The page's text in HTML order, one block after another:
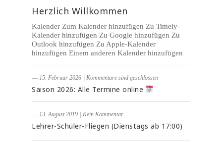
Herzlich Willkommen
Kalender Zum Kalender hinzufügen Zu Timely-
Kalender hinzufügen Zu Google hinzufügen Zu
Outlook hinzufügen Zu Apple-Kalender
hinzufügen Einem anderen Kalender hinzufügen
― 15. Februar 2026 | Kommentare sind geschlossen
Saison 2026: Alle Termine online
― 13. August 2019 | Kein Kommentar
Lehrer-Schüler-Fliegen (Dienstags ab 17:00)